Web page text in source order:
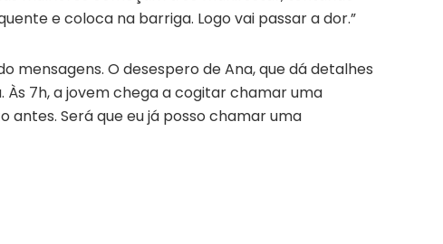
e coloca na barriga. Logo vai passar a dor.”
mensagens. O desespero de Ana, que dá detalhes
7h, a jovem chega a cogitar chamar uma
Será que eu já posso chamar uma